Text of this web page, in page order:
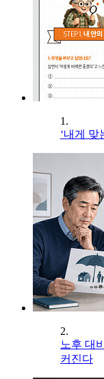
1.
‘내게 맞
2.
노후 대
커진다